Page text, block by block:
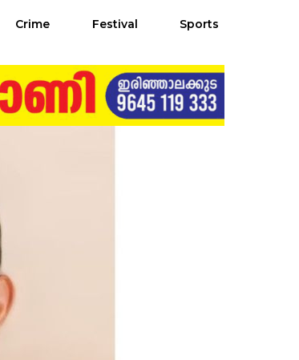
Crime Festival Sports